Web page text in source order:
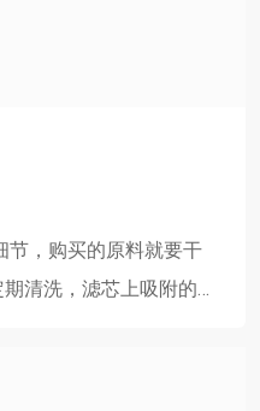
节，购买的原料就要干
清洗，滤芯上吸附的污